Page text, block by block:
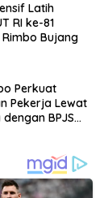
Latih
RI ke-81
Bujang
Perkuat
Pekerja Lewat
BPJS